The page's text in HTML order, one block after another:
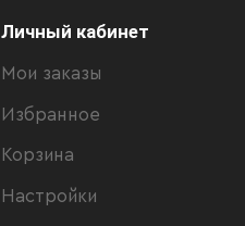
Личный кабинет
Мои заказы
Избранное
Корзина
Настройки